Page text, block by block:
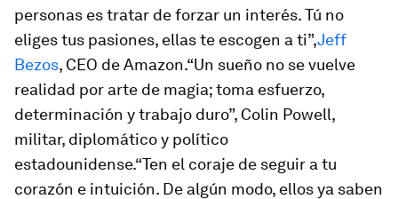
personas es tratar de forzar un interés. Tú no
eliges tus pasiones, ellas te escogen a ti”,Jeff
Bezos, CEO de Amazon.“Un sueño no se vuelve
realidad por arte de magia; toma esfuerzo,
determinación y trabajo duro”, Colin Powell,
militar, diplomático y político
estadounidense.“Ten el coraje de seguir a tu
corazón e intuición. De algún modo, ellos ya saben